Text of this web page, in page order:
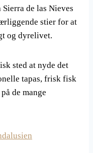
de las Nieves
stier for at
og dyrelivet.
sted at nyde det
tapas, frisk fisk
de mange